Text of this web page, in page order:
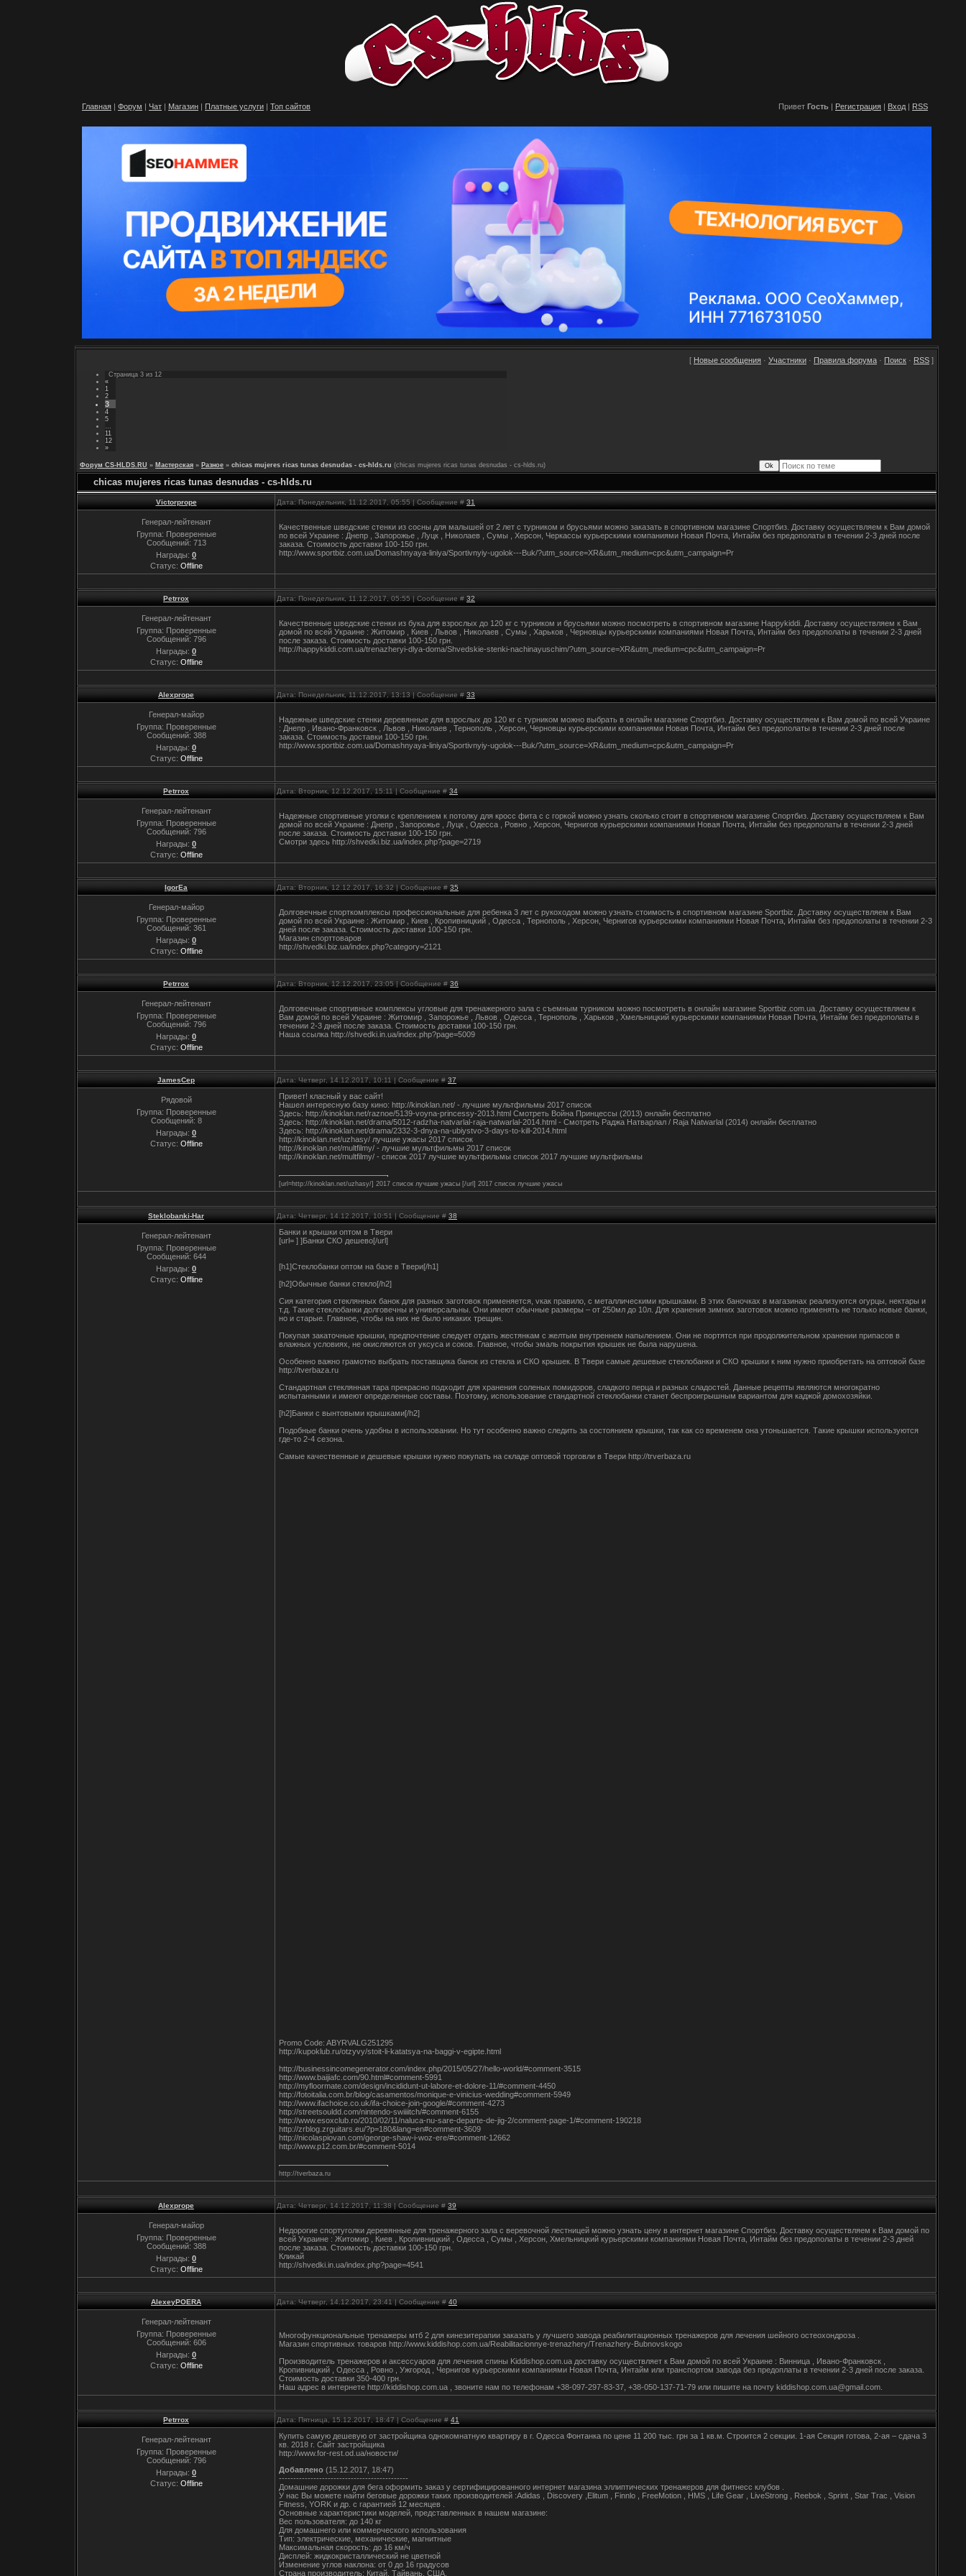
Главная | Форум | Чат | Магазин | Платные услуги | Топ сайтов Привет Гость | Регистрация | Вход | RSS
[ Новые сообщения · Участники · Правила форума · Поиск · RSS ]
Страница 3 из 12
«
1
2
3
4
5
…
11
12
»
Форум CS-HLDS.RU » Мастерская » Разное » chicas mujeres ricas tunas desnudas - cs-hlds.ru (chicas mujeres ricas tunas desnudas - cs-hlds.ru)
chicas mujeres ricas tunas desnudas - cs-hlds.ru
Victorprope Дата: Понедельник, 11.12.2017, 05:55 | Сообщение # 31
Генерал-лейтенант
Группа: Проверенные
Сообщений: 713
Награды: 0
Статус: Offline
Качественные шведские стенки из сосны для малышей от 2 лет с турником и брусьями можно заказать в спортивном магазине Спортбиз. Доставку осуществляем к Вам домой
по всей Украине : Днепр , Запорожье , Луцк , Николаев , Сумы , Херсон, Черкассы курьерскими компаниями Новая Почта, Интайм без предополаты в течении 2-3 дней после
заказа. Стоимость доставки 100-150 грн.
http://www.sportbiz.com.ua/Domashnyaya-liniya/Sportivnyiy-ugolok---Buk/?utm_source=XR&utm_medium=cpc&utm_campaign=Pr
Petrrox Дата: Понедельник, 11.12.2017, 05:55 | Сообщение # 32
Генерал-лейтенант
Группа: Проверенные
Сообщений: 796
Награды: 0
Статус: Offline
Качественные шведские стенки из бука для взрослых до 120 кг с турником и брусьями можно посмотреть в спортивном магазине Happykiddi. Доставку осуществляем к Вам
домой по всей Украине : Житомир , Киев , Львов , Николаев , Сумы , Харьков , Черновцы курьерскими компаниями Новая Почта, Интайм без предополаты в течении 2-3 дней
после заказа. Стоимость доставки 100-150 грн.
http://happykiddi.com.ua/trenazheryi-dlya-doma/Shvedskie-stenki-nachinayuschim/?utm_source=XR&utm_medium=cpc&utm_campaign=Pr
Alexprope Дата: Понедельник, 11.12.2017, 13:13 | Сообщение # 33
Генерал-майор
Группа: Проверенные
Сообщений: 388
Награды: 0
Статус: Offline
Надежные шведские стенки деревянные для взрослых до 120 кг с турником можно выбрать в онлайн магазине Спортбиз. Доставку осуществляем к Вам домой по всей Украине
: Днепр , Ивано-Франковск , Львов , Николаев , Тернополь , Херсон, Черновцы курьерскими компаниями Новая Почта, Интайм без предополаты в течении 2-3 дней после
заказа. Стоимость доставки 100-150 грн.
http://www.sportbiz.com.ua/Domashnyaya-liniya/Sportivnyiy-ugolok---Buk/?utm_source=XR&utm_medium=cpc&utm_campaign=Pr
Petrrox Дата: Вторник, 12.12.2017, 15:11 | Сообщение # 34
Генерал-лейтенант
Группа: Проверенные
Сообщений: 796
Награды: 0
Статус: Offline
Надежные спортивные уголки с креплением к потолку для кросс фита с с горкой можно узнать сколько стоит в спортивном магазине Спортбиз. Доставку осуществляем к Вам
домой по всей Украине : Днепр , Запорожье , Луцк , Одесса , Ровно , Херсон, Чернигов курьерскими компаниями Новая Почта, Интайм без предополаты в течении 2-3 дней
после заказа. Стоимость доставки 100-150 грн.
Смотри здесь http://shvedki.biz.ua/index.php?page=2719
IgorEa Дата: Вторник, 12.12.2017, 16:32 | Сообщение # 35
Генерал-майор
Группа: Проверенные
Сообщений: 361
Награды: 0
Статус: Offline
Долговечные спорткомплексы профессиональные для ребенка 3 лет с рукоходом можно узнать стоимость в спортивном магазине Sportbiz. Доставку осуществляем к Вам
домой по всей Украине : Житомир , Киев , Кропивницкий , Одесса , Тернополь , Херсон, Чернигов курьерскими компаниями Новая Почта, Интайм без предополаты в течении 2-3
дней после заказа. Стоимость доставки 100-150 грн.
Магазин спорттоваров
http://shvedki.biz.ua/index.php?category=2121
Petrrox Дата: Вторник, 12.12.2017, 23:05 | Сообщение # 36
Генерал-лейтенант
Группа: Проверенные
Сообщений: 796
Награды: 0
Статус: Offline
Долговечные спортивные комплексы угловые для тренажерного зала с съемным турником можно посмотреть в онлайн магазине Sportbiz.com.ua. Доставку осуществляем к
Вам домой по всей Украине : Житомир , Запорожье , Львов , Одесса , Тернополь , Харьков , Хмельницкий курьерскими компаниями Новая Почта, Интайм без предополаты в
течении 2-3 дней после заказа. Стоимость доставки 100-150 грн.
Наша ссылка http://shvedki.in.ua/index.php?page=5009
JamesCep Дата: Четверг, 14.12.2017, 10:11 | Сообщение # 37
Рядовой
Группа: Проверенные
Сообщений: 8
Награды: 0
Статус: Offline
Привет! класный у вас сайт!
Нашел интересную базу кино: http://kinoklan.net/ - лучшие мультфильмы 2017 список
Здесь: http://kinoklan.net/raznoe/5139-voyna-princessy-2013.html Смотреть Война Принцессы (2013) онлайн бесплатно
Здесь: http://kinoklan.net/drama/5012-radzha-natvarlal-raja-natwarlal-2014.html - Смотреть Раджа Натварлал / Raja Natwarlal (2014) онлайн бесплатно
Здесь: http://kinoklan.net/drama/2332-3-dnya-na-ubiystvo-3-days-to-kill-2014.html
http://kinoklan.net/uzhasy/ лучшие ужасы 2017 список
http://kinoklan.net/multfilmy/ - лучшие мультфильмы 2017 список
http://kinoklan.net/multfilmy/ - список 2017 лучшие мультфильмы список 2017 лучшие мультфильмы
[url=http://kinoklan.net/uzhasy/] 2017 список лучшие ужасы [/url] 2017 список лучшие ужасы
Steklobanki-Har Дата: Четверг, 14.12.2017, 10:51 | Сообщение # 38
Генерал-лейтенант
Группа: Проверенные
Сообщений: 644
Награды: 0
Статус: Offline
Банки и крышки оптом в Твери
[url= ] ]Банки СКО дешево[/url]
[h1]Стеклобанки оптом на базе в Твери[/h1]
[h2]Обычные банки стекло[/h2]
Сия категория стеклянных банок для разных заготовок применяется, vкак правило, с металлическими крышками. В этих баночках в магазинах реализуются огурцы, нектары и
т.д. Такие стеклобанки долговечны и универсальны. Они имеют обычные размеры – от 250мл до 10л. Для хранения зимних заготовок можно применять не только новые банки,
но и старые. Главное, чтобы на них не было никаких трещин.
Покупая закаточные крышки, предпочтение следует отдать жестянкам с желтым внутреннем напылением. Они не портятся при продолжительном хранении припасов в
влажных условиях, не окисляются от уксуса и соков. Главное, чтобы эмаль покрытия крышек не была нарушена.
Особенно важно грамотно выбрать поставщика банок из стекла и СКО крышек. В Твери самые дешевые стеклобанки и СКО крышки к ним нужно приобретать на оптовой базе
http://tverbaza.ru
Стандартная стеклянная тара прекрасно подходит для хранения соленых помидоров, сладкого перца и разных сладостей. Данные рецепты являются многократно
испытанными и имеют определенные составы. Поэтому, использование стандартной стеклобанки станет беспроигрышным вариантом для каджой домохозяйки.
[h2]Банки с вынтовыми крышками[/h2]
Подобные банки очень удобны в использовании. Но тут особенно важно следить за состоянием крышки, так как со временем она утоньшается. Такие крышки используются
где-то 2-4 сезона.
Самые качественные и дешевые крышки нужно покупать на складе оптовой торговли в Твери http://trverbaza.ru
Promo Code: ABYRVALG251295
http://kupoklub.ru/otzyvy/stoit-li-katatsya-na-baggi-v-egipte.html
http://businessincomegenerator.com/index.php/2015/05/27/hello-world/#comment-3515
http://www.baijiafc.com/90.html#comment-5991
http://myfloormate.com/design/incididunt-ut-labore-et-dolore-11/#comment-4450
http://fotoitalia.com.br/blog/casamentos/monique-e-vinicius-wedding#comment-5949
http://www.ifachoice.co.uk/ifa-choice-join-google/#comment-4273
http://streetsouldd.com/nintendo-swiiiitch/#comment-6155
http://www.esoxclub.ro/2010/02/11/naluca-nu-sare-departe-de-jig-2/comment-page-1/#comment-190218
http://zrblog.zrguitars.eu/?p=180&lang=en#comment-3609
http://nicolaspiovan.com/george-shaw-i-woz-ere/#comment-12662
http://www.p12.com.br/#comment-5014
http://tverbaza.ru
Alexprope Дата: Четверг, 14.12.2017, 11:38 | Сообщение # 39
Генерал-майор
Группа: Проверенные
Сообщений: 388
Награды: 0
Статус: Offline
Недорогие спортуголки деревянные для тренажерного зала с веревочной лестницей можно узнать цену в интернет магазине Спортбиз. Доставку осуществляем к Вам домой по
всей Украине : Житомир , Киев , Кропивницкий , Одесса , Сумы , Херсон, Хмельницкий курьерскими компаниями Новая Почта, Интайм без предополаты в течении 2-3 дней
после заказа. Стоимость доставки 100-150 грн.
Кликай
http://shvedki.in.ua/index.php?page=4541
AlexeyPOERA Дата: Четверг, 14.12.2017, 23:41 | Сообщение # 40
Генерал-лейтенант
Группа: Проверенные
Сообщений: 606
Награды: 0
Статус: Offline
Многофункциональные тренажеры мтб 2 для кинезитерапии заказать у лучшего завода реабилитационных тренажеров для лечения шейного остеохондроза .
Магазин спортивных товаров http://www.kiddishop.com.ua/Reabilitacionnye-trenazhery/Trenazhery-Bubnovskogo
Производитель тренажеров и аксессуаров для лечения спины Kiddishop.com.ua доставку осуществляет к Вам домой по всей Украине : Винница , Ивано-Франковск ,
Кропивницкий , Одесса , Ровно , Ужгород , Чернигов курьерскими компаниями Новая Почта, Интайм или транспортом завода без предоплаты в течении 2-3 дней после заказа.
Стоимость доставки 350-400 грн.
Наш адрес в интернете http://kiddishop.com.ua , звоните нам по телефонам +38-097-297-83-37, +38-050-137-71-79 или пишите на почту kiddishop.com.ua@gmail.com.
Petrrox Дата: Пятница, 15.12.2017, 18:47 | Сообщение # 41
Генерал-лейтенант
Группа: Проверенные
Сообщений: 796
Награды: 0
Статус: Offline
Купить самую дешевую от застройщика однокомнатную квартиру в г. Одесса Фонтанка по цене 11 200 тыс. грн за 1 кв.м. Строится 2 секции. 1-ая Секция готова, 2-ая – сдача 3
кв. 2018 г. Сайт застройщика
http://www.for-rest.od.ua/новости/
Добавлено (15.12.2017, 18:47)
---------------------------------------------
Домашние дорожки для бега оформить заказ у сертифицированного интернет магазина эллиптических тренажеров для фитнесс клубов .
У нас Вы можете найти беговые дорожки таких производителей :Adidas , Discovery ,Elitum , Finnlo , FreeMotion , HMS , Life Gear , LiveStrong , Reebok , Sprint , Star Trac , Vision
Fitness, YORK и др. с гарантией 12 месяцев .
Основные характеристики моделей, представленных в нашем магазине:
Вес пользователя: до 140 кг
Для домашнего или коммерческого использования
Тип: электрические, механические, магнитные
Максимальная скорость: до 16 км/ч
Дисплей: жидкокристаллический не цветной
Изменение углов наклона: от 0 до 16 градусов
Страна производитель: Китай, Тайвань, США.